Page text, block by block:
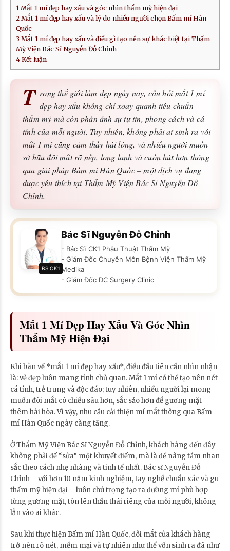
1 Mắt 1 mí đẹp hay xấu và góc nhìn thẩm mỹ hiện đại
2 Mắt 1 mí đẹp hay xấu và lý do nhiều người chọn Bấm mí Hàn
Quốc
3 Mắt 1 mí đẹp hay xấu và điều gì tạo nên sự khác biệt tại Thẩm
Mỹ Viện Bác Sĩ Nguyễn Đỗ Chỉnh
4 Kết luận
T rong thế giới làm đẹp ngày nay, câu hỏi mắt 1 mí
đẹp hay xấu không chỉ xoay quanh tiêu chuẩn
thẩm mỹ mà còn phản ánh sự tự tin, phong cách và cá
tính của mỗi người. Tuy nhiên, không phải ai sinh ra với
mắt 1 mí cũng cảm thấy hài lòng, và nhiều người muốn
sở hữu đôi mắt rõ nếp, long lanh và cuốn hút hơn thông
qua giải pháp Bấm mí Hàn Quốc – một dịch vụ đang
được yêu thích tại Thẩm Mỹ Viện Bác Sĩ Nguyễn Đỗ
Chỉnh.
BS CK1
Bác Sĩ Nguyễn Đỗ Chỉnh
- Bác Sĩ CK1 Phẫu Thuật Thẩm Mỹ
- Giám Đốc Chuyên Môn Bệnh Viện Thẩm Mỹ
Medika
- Giám Đốc DC Surgery Clinic
Mắt 1 Mí Đẹp Hay Xấu Và Góc Nhìn
Thẩm Mỹ Hiện Đại
Khi bàn về *mắt 1 mí đẹp hay xấu*, điều đầu tiên cần nhìn nhận
là: vẻ đẹp luôn mang tính chủ quan. Mắt 1 mí có thể tạo nên nét
cá tính, trẻ trung và độc đáo; tuy nhiên, nhiều người lại mong
muốn đôi mắt có chiều sâu hơn, sắc sảo hơn để gương mặt
thêm hài hòa. Vì vậy, nhu cầu cải thiện mí mắt thông qua Bấm
mí Hàn Quốc ngày càng tăng.
Ở Thẩm Mỹ Viện Bác Sĩ Nguyễn Đỗ Chỉnh, khách hàng đến đây
không phải để “sửa” một khuyết điểm, mà là để nâng tầm nhan
sắc theo cách nhẹ nhàng và tinh tế nhất. Bác sĩ Nguyễn Đỗ
Chỉnh – với hơn 10 năm kinh nghiệm, tay nghề chuẩn xác và gu
thẩm mỹ hiện đại – luôn chú trọng tạo ra đường mí phù hợp
từng gương mặt, tôn lên thần thái riêng của mỗi người, không
lẫn vào ai khác.
Sau khi thực hiện Bấm mí Hàn Quốc, đôi mắt của khách hàng
trở nên rõ nét, mềm mại và tự nhiên như thể vốn sinh ra đã như